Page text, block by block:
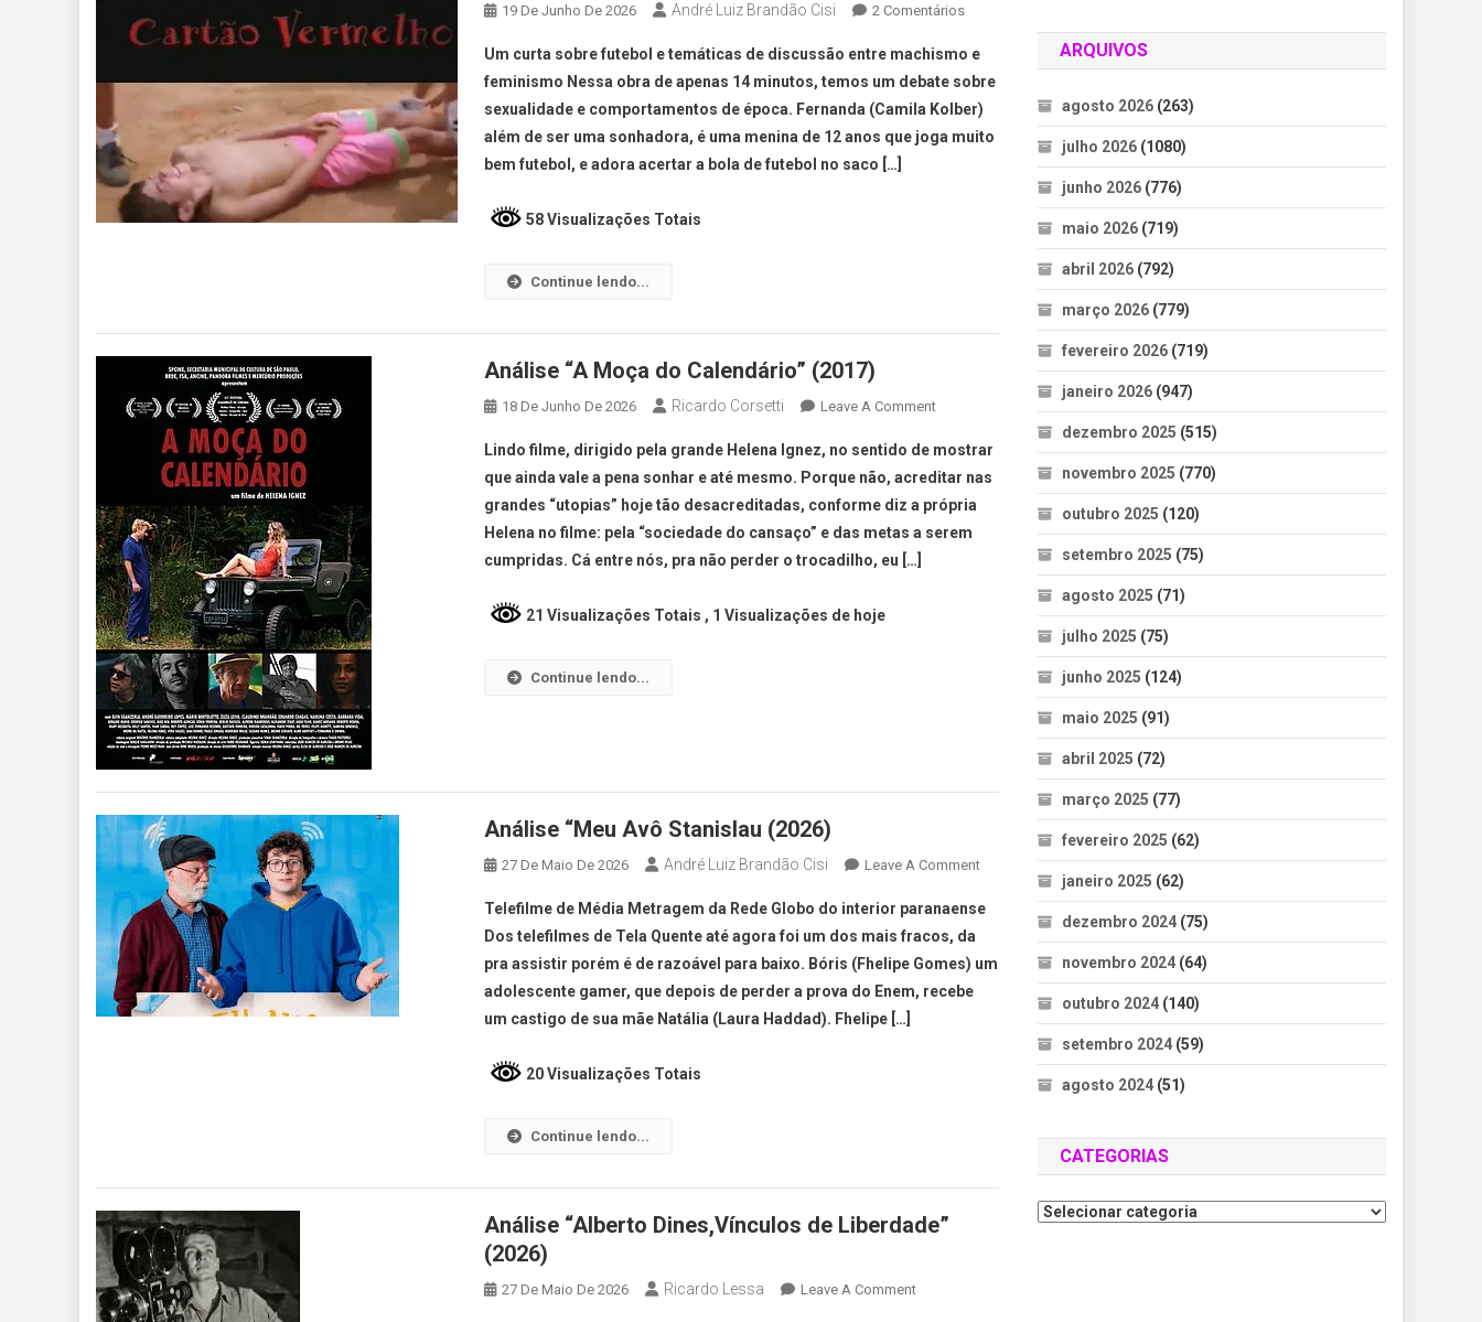
19 De Junho De 2026 André Luiz Brandão Cisi 2 Comentários
Um curta sobre futebol e temáticas de discussão entre machismo e
feminismo Nessa obra de apenas 14 minutos, temos um debate sobre
sexualidade e comportamentos de época. Fernanda (Camila Kolber)
além de ser uma sonhadora, é uma menina de 12 anos que joga muito
bem futebol, e adora acertar a bola de futebol no saco […]
58 Visualizações Totais
Continue lendo...
Análise “A Moça do Calendário” (2017)
18 De Junho De 2026 Ricardo Corsetti Leave A Comment
Lindo filme, dirigido pela grande Helena Ignez, no sentido de mostrar
que ainda vale a pena sonhar e até mesmo. Porque não, acreditar nas
grandes “utopias” hoje tão desacreditadas, conforme diz a própria
Helena no filme: pela “sociedade do cansaço” e das metas a serem
cumpridas. Cá entre nós, pra não perder o trocadilho, eu […]
21 Visualizações Totais , 1 Visualizações de hoje
Continue lendo...
Análise “Meu Avô Stanislau (2026)
27 De Maio De 2026 André Luiz Brandão Cisi Leave A Comment
Telefilme de Média Metragem da Rede Globo do interior paranaense
Dos telefilmes de Tela Quente até agora foi um dos mais fracos, da
pra assistir porém é de razoável para baixo. Bóris (Fhelipe Gomes) um
adolescente gamer, que depois de perder a prova do Enem, recebe
um castigo de sua mãe Natália (Laura Haddad). Fhelipe […]
20 Visualizações Totais
Continue lendo...
Análise “Alberto Dines,Vínculos de Liberdade”
(2026)
27 De Maio De 2026 Ricardo Lessa Leave A Comment
ARQUIVOS
agosto 2026 (263)
julho 2026 (1080)
junho 2026 (776)
maio 2026 (719)
abril 2026 (792)
março 2026 (779)
fevereiro 2026 (719)
janeiro 2026 (947)
dezembro 2025 (515)
novembro 2025 (770)
outubro 2025 (120)
setembro 2025 (75)
agosto 2025 (71)
julho 2025 (75)
junho 2025 (124)
maio 2025 (91)
abril 2025 (72)
março 2025 (77)
fevereiro 2025 (62)
janeiro 2025 (62)
dezembro 2024 (75)
novembro 2024 (64)
outubro 2024 (140)
setembro 2024 (59)
agosto 2024 (51)
CATEGORIAS